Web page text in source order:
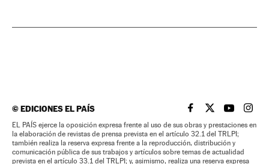
©EDICIONES EL PAÍS EL PAÍS BRASIL EN
EL PAÍSEL PAÍS
EL
EL PAÍS ejerce la oposición expresa frente al uso de sus obras y prestaciones en
la elaboración de revistas de prensa prevista en el artículo 32.1 del TRLPI;
también realiza la reserva expresa frente a la reproducción, distribución y
comunicación pública de sus trabajos y artículos sobre temas de actualidad
prevista en el artículo 33.1 del TRLPI; y, asimismo, realiza una reserva expresa